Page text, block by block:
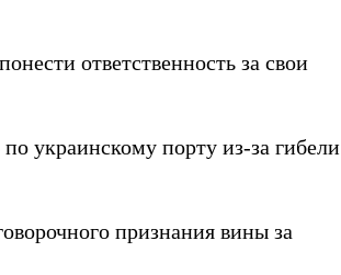
ответственность за свои
украинскому порту из-за гибели
признания вины за